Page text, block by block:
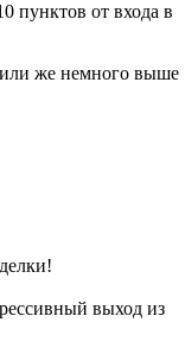
пунктов от входа в
же немного выше
выход из